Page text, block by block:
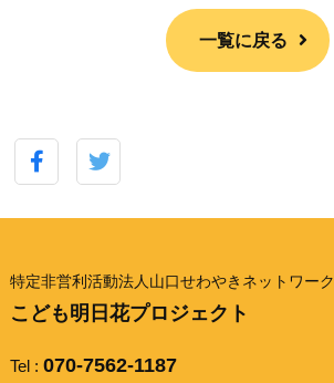
一覧に戻る
特定非営利活動法人山口せわやきネットワーク
こども明日花プロジェクト
Tel : 070-7562-1187